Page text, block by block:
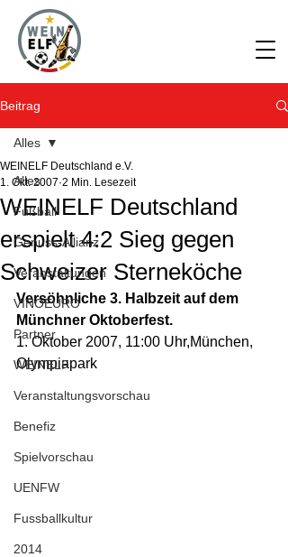
Beitrag
Alles
Fußball
Genuss-Allianz
Veranstaltungen
VINOEURO
Partner
WEINELF
Veranstaltungsvorschau
Benefiz
Spielvorschau
UENFW
Fussballkultur
2014
Alles
WEINELF Deutschland
erspielt 4:2 Sieg gegen
Schweizer Sterneköche
WEINELF Deutschland e.V.
1. Okt. 2007 2 Min. Lesezeit
Versöhnliche 3. Halbzeit auf dem
Münchner Oktoberfest.
1. Oktober 2007, 11:00 Uhr,München,
Olympiapark